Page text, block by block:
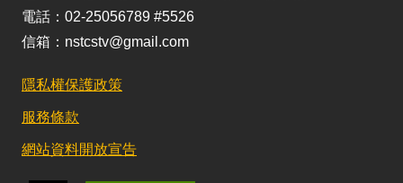
電話：02-25056789 #5526
信箱：nstcstv@gmail.com
隱私權保護政策
服務條款
網站資料開放宣告